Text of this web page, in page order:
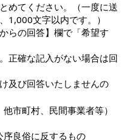
めてください。（一度に送
1,000文字以内です。）
らの回答】欄で「希望す
正確な記入がない場合は回
及び回答いたしませんの
市町村、民間事業者等）
良俗に反するもの